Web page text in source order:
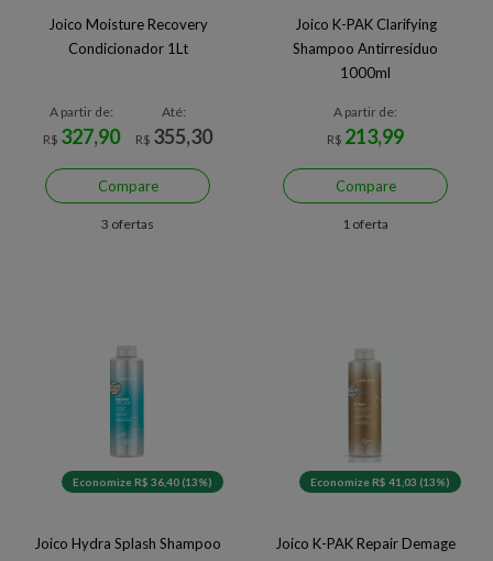
Joico Moisture Recovery
Condicionador 1Lt
A partir de:
R$ 327,90
Até:
R$ 355,30
Compare
3 ofertas
Joico K-PAK Clarifying
Shampoo Antirresíduo
1000ml
A partir de:
R$ 213,99
Compare
1 oferta
Economize R$ 36,40 (13%)
Joico Hydra Splash Shampoo
Economize R$ 41,03 (13%)
Joico K-PAK Repair Demage